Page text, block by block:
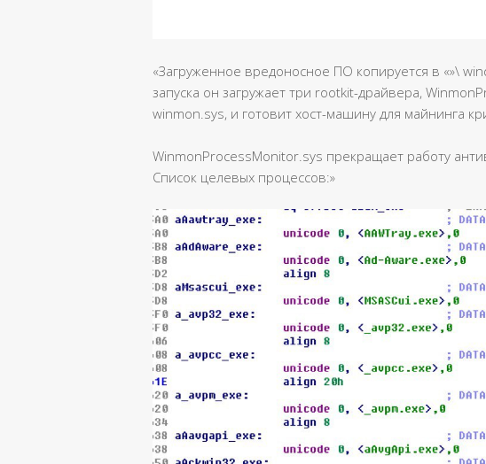
«Загруженное вредоносное ПО копируется в «»\
запуска он загружает три rootkit-драйвера,
winmon.sys, и готовит хост-машину для майнинга
WinmonProcessMonitor.sys прекращает работу
Список целевых процессов:»